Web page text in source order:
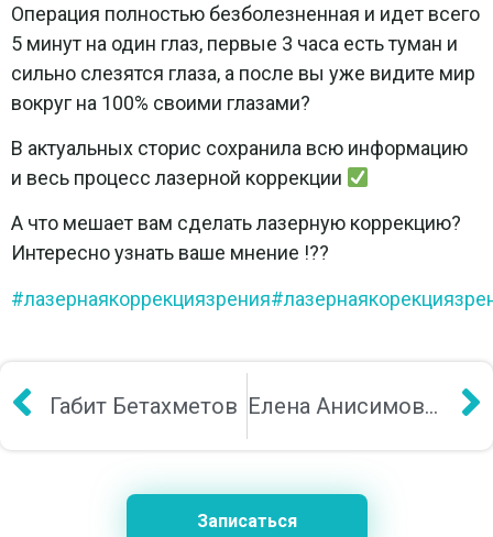
Операция полностью безболезненная и идет всего
5 минут на один глаз, первые 3 часа есть туман и
сильно слезятся глаза, а после вы уже видите мир
вокруг на 100% своими глазами?
В актуальных сторис сохранила всю информацию
и весь процесс лазерной коррекции
А что мешает вам сделать лазерную коррекцию?
Интересно узнать ваше мнение !??
#лазернаякоррекциязрения
Габит Бетахметов Елена Анисимова (Соболева)
Записаться